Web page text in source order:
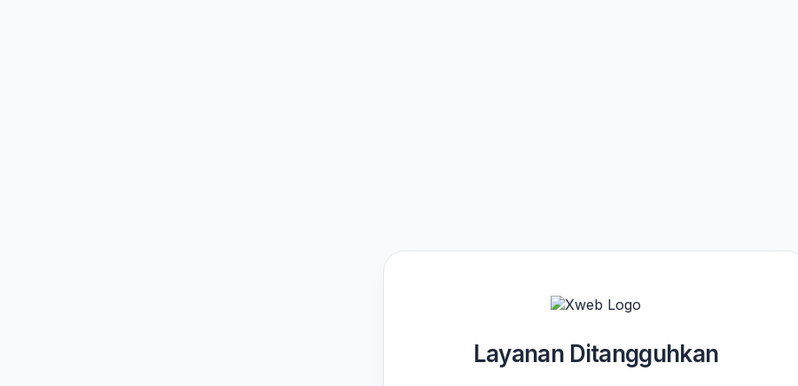
Layanan Ditangguhkan